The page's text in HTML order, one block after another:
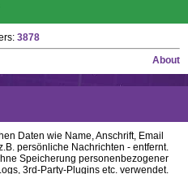
3878
About
Daten wie Name, Anschrift, Email
persönliche Nachrichten - entfernt.
Speicherung personenbezogener
3rd-Party-Plugins etc. verwendet.